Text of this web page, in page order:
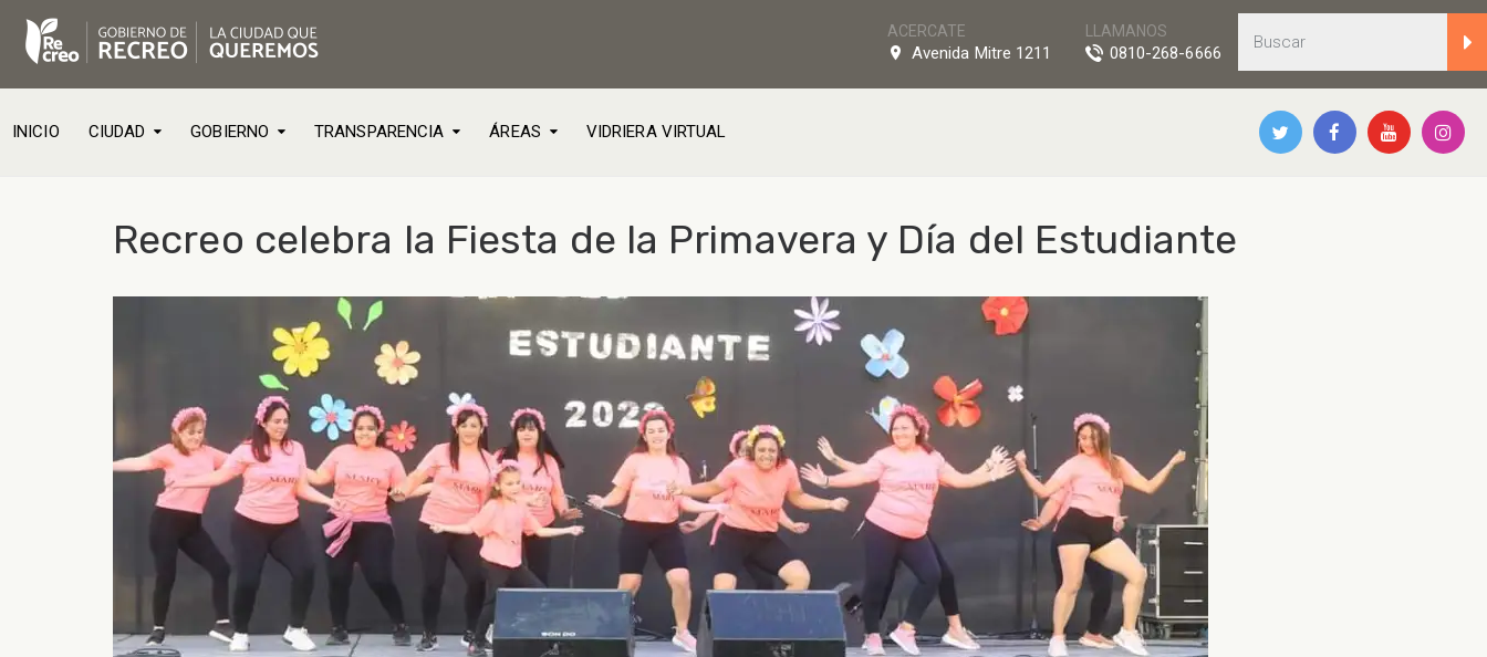
LLAMANOS
0810-268-6666
ACERCATE
Avenida Mitre 1211
INICIO CIUDAD GOBIERNO TRANSPARENCIA ÁREAS VIDRIERA VIRTUAL
Recreo celebra la Fiesta de la Primavera y Día del Estudiante